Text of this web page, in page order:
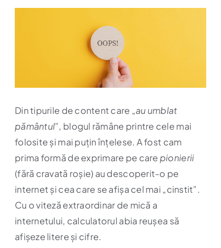
Din tipurile de content care „au umblat
pământul”, blogul rămâne printre cele mai
folosite și mai puțin înțelese. A fost cam
prima formă de exprimare pe care pionierii
(fără cravată roșie) au descoperit-o pe
internet și cea care se afișa cel mai „cinstit”.
Cu o viteză extraordinar de mică a
internetului, calculatorul abia reușea să
afișeze litere și cifre.